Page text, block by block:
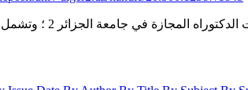
وتشمل كل تخصصات الجامعة الحالية والمستقبلية